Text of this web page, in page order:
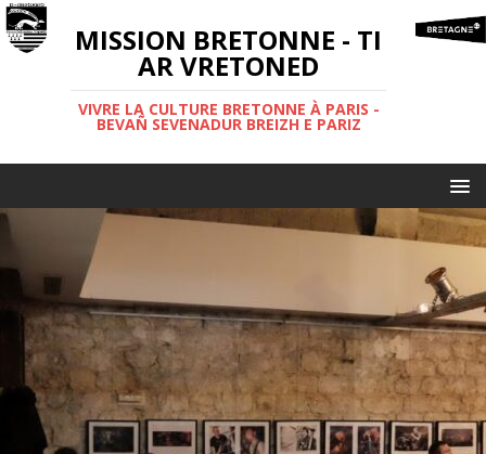
MISSION BRETONNE - TI
AR VRETONED
VIVRE LA CULTURE BRETONNE À PARIS -
BEVAÑ SEVENADUR BREIZH E PARIZ